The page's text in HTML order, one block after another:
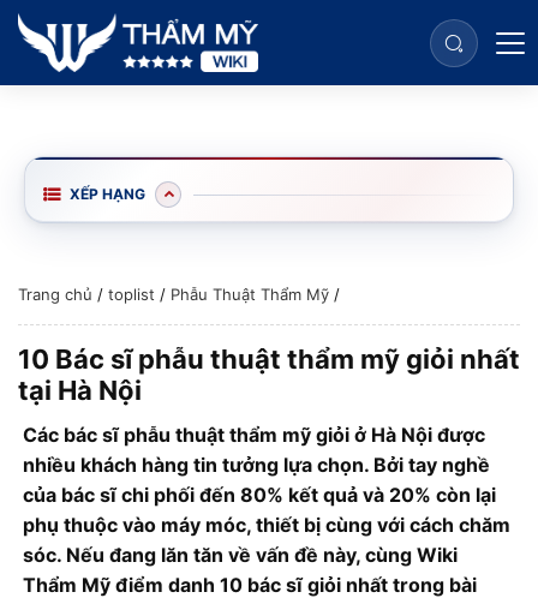
XẾP HẠNG
Trang chủ / toplist / Phẫu Thuật Thẩm Mỹ /
10 Bác sĩ phẫu thuật thẩm mỹ giỏi nhất
tại Hà Nội
Các bác sĩ phẫu thuật thẩm mỹ giỏi ở Hà Nội được
nhiều khách hàng tin tưởng lựa chọn. Bởi tay nghề
của bác sĩ chi phối đến 80% kết quả và 20% còn lại
phụ thuộc vào máy móc, thiết bị cùng với cách chăm
sóc. Nếu đang lăn tăn về vấn đề này, cùng Wiki
Thẩm Mỹ điểm danh 10 bác sĩ giỏi nhất trong bài